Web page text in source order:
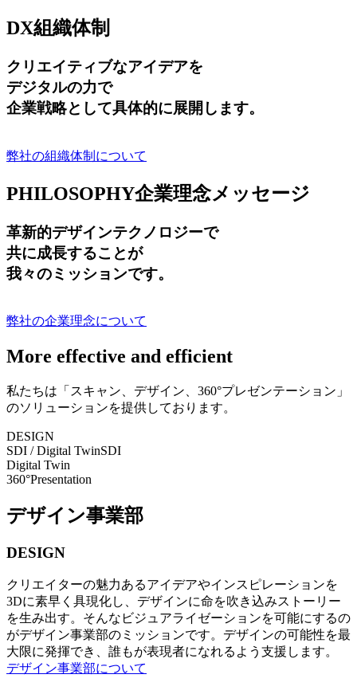
DX組織体制
クリエイティブなアイデアを
デジタルの力で
企業戦略として具体的に展開します。
弊社の組織体制について
PHILOSOPHY企業理念メッセージ
革新的デザインテクノロジーで
共に成長することが
我々のミッションです。
弊社の企業理念について
More effective and efficient
私たちは「スキャン、デザイン、360°プレゼンテーション」
のソリューションを提供しております。
DESIGN
SDI / Digital TwinSDI
Digital Twin
360°Presentation
デザイン事業部
DESIGN
クリエイターの魅力あるアイデアやインスピレーションを
3Dに素早く具現化し、デザインに命を吹き込みストーリー
を生み出す。そんなビジュアライゼーションを可能にするの
がデザイン事業部のミッションです。デザインの可能性を最
大限に発揮でき、誰もが表現者になれるよう支援します。
デザイン事業部について